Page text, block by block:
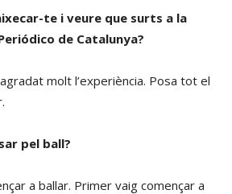
te i veure que surts a la
de Catalunya?
molt l’experiència. Posa tot el
pel ball?
a ballar. Primer vaig començar a